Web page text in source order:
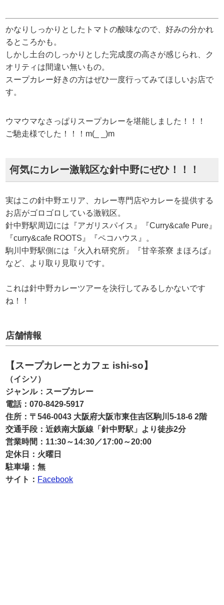
かなりしっかりとしたトマトの酸味なので、好みの分かれ
るところかも。
しかし土台のしっかりとした完成度の高さが感じられ、ク
オリティは間違い無いもの。
スープカレー好きの方はぜひ一度行ってみてほしいお店で
す。
ウマウマなさっぱりスープカレーを堪能しました！！！
ご馳走様でした！！！m(_ _)m
何気にカレー激戦区な針中野にぜひ！！！
実はこの針中野エリア、カレー専門店やカレーを提供する
お店がゴロゴロしている激戦区。
針中野駅周辺には『アガリスパイス』『Curry&cafe Pure』
『curry&cafe ROOTS』『ペコハウス』。
駒川中野駅側には『火入れ研究所』『甘辛茶寮 まほろば』
など、より取り見取りです。
これは針中野カレーツアーを決行してみるしかないです
ね！！
店舗情報
【スープカレーとカフェ ishi-so】
（イシソ）
ジャンル：スープカレー
電話：070-8429-5917
住所：〒546-0043 大阪府大阪市東住吉区駒川5-18-6 2階
交通手段：近鉄南大阪線「針中野駅」より徒歩2分
営業時間：11:30～14:30／17:00～20:00
定休日：火曜日
駐車場：無
サイト： Facebook